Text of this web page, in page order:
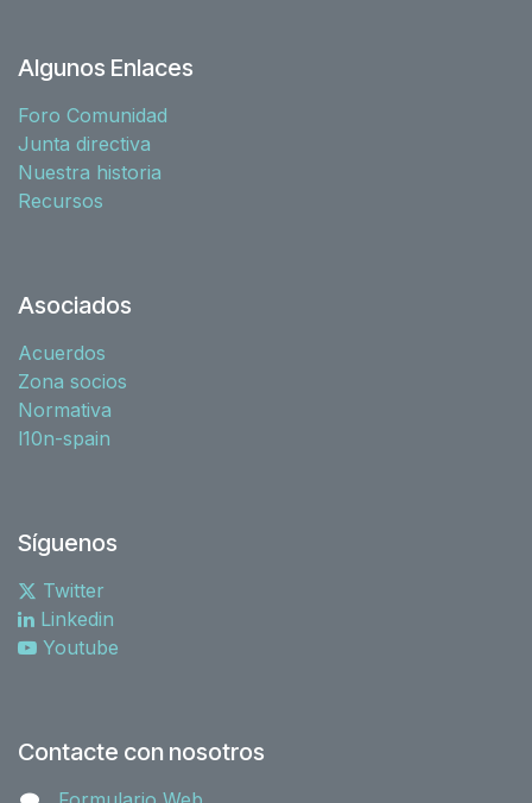
Algunos Enlaces
Foro Comunidad
Junta directiva
Nuestra historia
Recursos
Asociados
Acuerdos
Zona socios
Normativa
l10n-spain
Síguenos
Twitter
Linkedin
Youtube
Contacte con nosotros